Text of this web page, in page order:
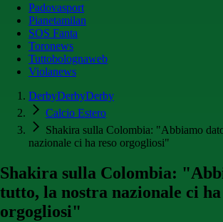
Padovasport
Pianetamilan
SOS Fanta
Toronews
Tuttobolognaweb
Violanews
DerbyDerbyDerby
Calcio Estero
Shakira sulla Colombia: "Abbiamo
nazionale ci ha reso orgogliosi"
Shakira sulla Colombia:
tutto, la nostra nazionale ci ha
orgogliosi"